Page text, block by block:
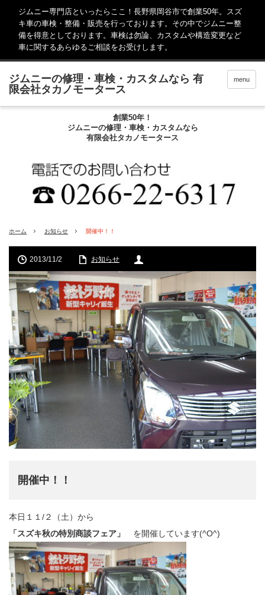
ジムニー専門店といったらここ！長野県岡谷市で創業50年。スズ
キ車の車検・整備・販売を行っております。その中でジムニー整
備を得意としております。車検は勿論、カスタムや構造変更など
車に関するあらゆるご相談をお受けします。
menu
創業50年！
ジムニーの修理・車検・カスタムなら
有限会社タカノモータース
ホーム お知らせ 開催中！！
2013/11/2 お知らせ
開催中！！
本日１１/２（土）から
「スズキ秋の特別商談フェア」
を開催しています(^O^)